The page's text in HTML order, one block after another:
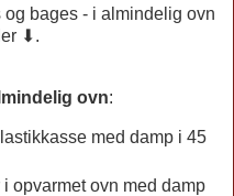
bages - i almindelig ovn
⬇.
ovn:
med damp i 45
opvarmet ovn med damp